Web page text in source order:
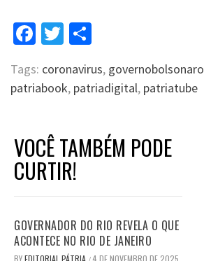
Facebook
Twitter
Tags: coronavirus, governobolsonaro
patriabook, patriadigital, patriatube
VOCÊ TAMBÉM PODE
CURTIR!
GOVERNADOR DO RIO REVELA O QUE
ACONTECE NO RIO DE JANEIRO
BYEDITORIAL PÁTRIA 4 DE NOVEMBRO DE 2025